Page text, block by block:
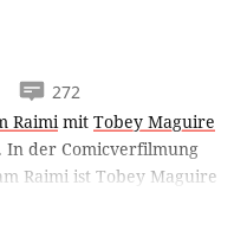
272
Raimimit Tobey Maguire
. In der Comicverfilmung
Raimi ist Tobey Maguire